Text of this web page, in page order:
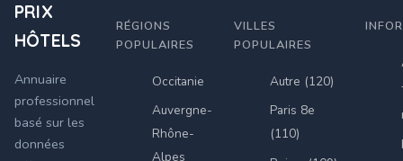
PRIX
HÔTELS
Annuaire
professionnel
basé sur les
données
RÉGIONS
POPULAIRES
Occitanie
Auvergne-
Rhône-
Alpes
VILLES
POPULAIRES
Autre (120)
Paris 8e
(110)